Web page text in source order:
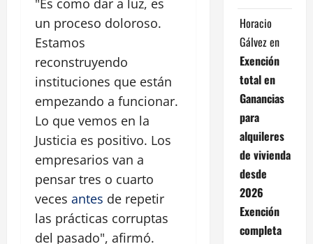
"Es como dar a luz, es
un proceso doloroso.
Estamos
reconstruyendo
instituciones que están
empezando a funcionar.
Lo que vemos en la
Justicia es positivo. Los
empresarios van a
pensar tres o cuarto
veces antes de repetir
las prácticas corruptas
del pasado", afirmó.
Horacio
Gálvezen
Exención
total en
Ganancias
para
alquileres
de vivienda
desde
2026
Exención
completa